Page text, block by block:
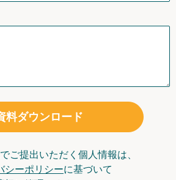
料ダウンロード
ご提出いただく個人情報は、
シーポリシーに基づいて